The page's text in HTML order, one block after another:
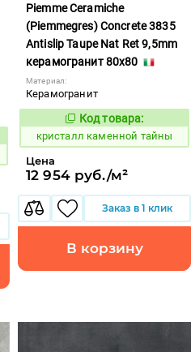
Piemme Ceramiche
(Piemmegres) Concrete 3835
Antislip Taupe Nat Ret 9,5mm
керамогранит 80x80
Материал:
Керамогранит
817226
Код товара:
кристалл каменной тайны
Цена
12 954 руб./м²
Заказ в 1 клик
В корзину